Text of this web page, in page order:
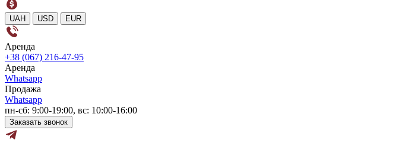
UAH USD EUR
Аренда
+38 (067) 216-47-95
Аренда
Whatsapp
Продажа
Whatsapp
пн-сб: 9:00-19:00, вс: 10:00-16:00
Заказать звонок